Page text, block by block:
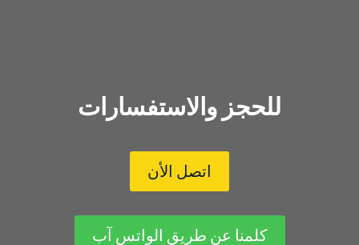
للحجز والاستفسارات
اتصل الأن
كلمنا عن طريق الواتس آب